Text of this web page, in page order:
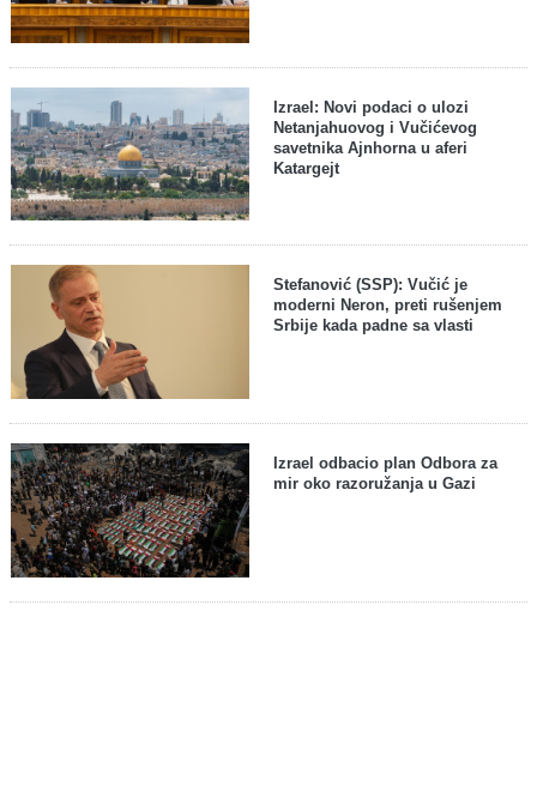
Izrael: Novi podaci o ulozi
Netanjahuovog i Vučićevog
savetnika Ajnhorna u aferi
Katargejt
Stefanović (SSP): Vučić je
moderni Neron, preti rušenjem
Srbije kada padne sa vlasti
Izrael odbacio plan Odbora za
mir oko razoružanja u Gazi